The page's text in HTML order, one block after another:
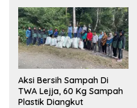
Aksi Bersih Sampah Di
TWA Lejja, 60 Kg Sampah
Plastik Diangkut